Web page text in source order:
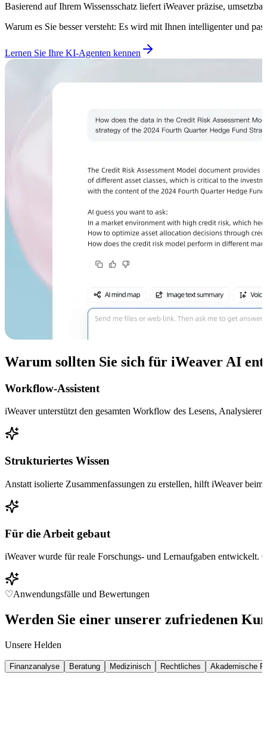
Basierend auf Ihrem Wissensschatz liefert iWeaver präzise,
Warum es Sie besser versteht: Es wird mit Ihnen intelligenter und
Lernen Sie Ihre KI-Agenten kennen
Warum sollten Sie sich für iWeaver AI
Workflow-Assistent
iWeaver unterstützt den gesamten Workflow des Lesens,
Strukturiertes Wissen
Anstatt isolierte Zusammenfassungen zu erstellen, hilft iWeaver
Für die Arbeit gebaut
iWeaver wurde für reale Forschungs- und Lernaufgaben entwickelt.
♡Anwendungsfälle und Bewertungen
Werden Sie einer unserer zufriedenen
Unsere Helden
Finanzanalyse Beratung Medizinisch Rechtliches Akademische